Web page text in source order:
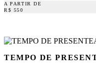
A PARTIR DE
R$ 550
TEMPO DE